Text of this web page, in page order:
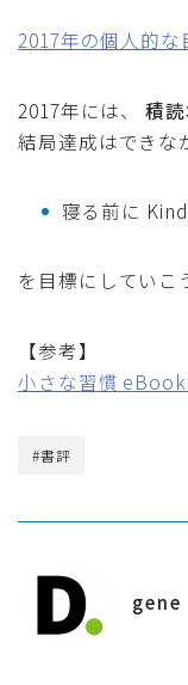
2017年の個人的
2017年には、積
結局達成はできな
寝る前に
を目標にしていこ
【参考】
小さな習慣
#書評
gene